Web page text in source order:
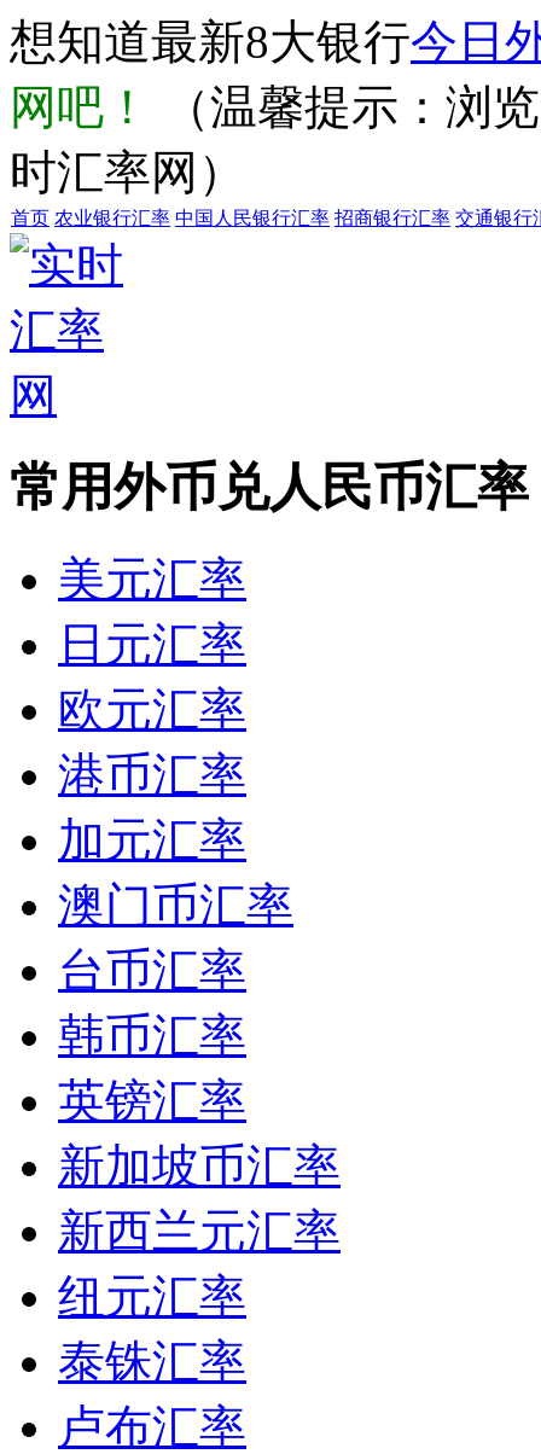
想知道最新8大银行今日
网吧！
（温馨提示：浏
时汇率网）
首页 农业银行汇率 中国人民银行汇率 招商银行汇率 交通银行
常用外币兑人民币汇率
美元汇率
日元汇率
欧元汇率
港币汇率
加元汇率
澳门币汇率
台币汇率
韩币汇率
英镑汇率
新加坡币汇率
新西兰元汇率
纽元汇率
泰铢汇率
卢布汇率